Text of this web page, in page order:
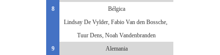
8
Bélgica
Lindsay De Vylder, Fabio Van den Bossche,
Tuur Dens, Noah Vandenbranden
9
Alemania